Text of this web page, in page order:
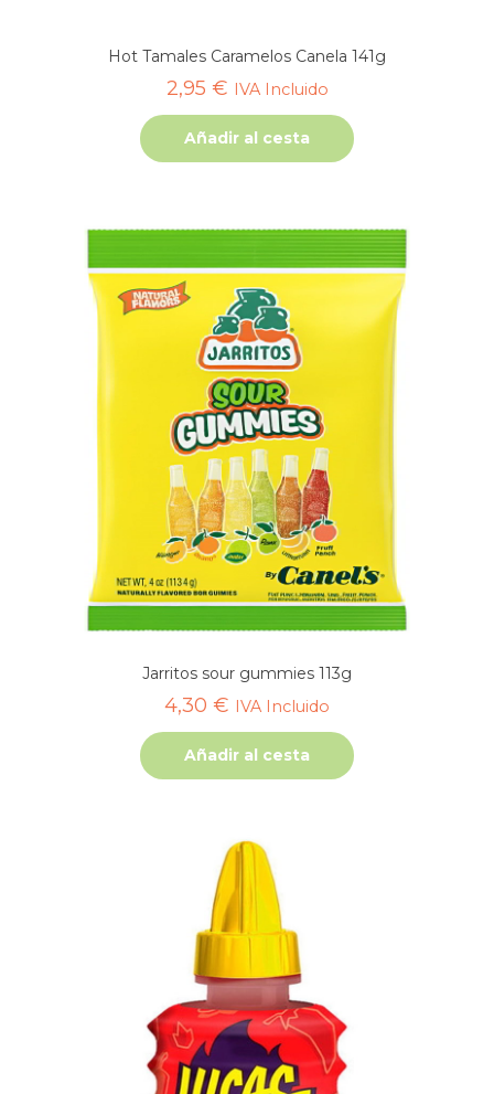
Hot Tamales Caramelos Canela 141g
2,95 € IVA Incluido
Añadir al cesta
Jarritos sour gummies 113g
4,30 € IVA Incluido
Añadir al cesta